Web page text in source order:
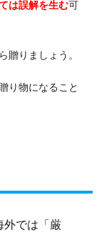
は誤解を生む可
贈りましょう。
り物になること
外では「厳